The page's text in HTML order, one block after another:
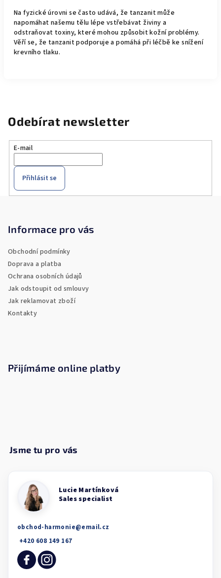
Na fyzické úrovni se často udává, že tanzanit může
napomáhat našemu tělu lépe vstřebávat živiny a
odstraňovat toxiny, které mohou způsobit kožní problémy.
Věří se, že tanzanit podporuje a pomáhá při léčbě ke snížení
krevního tlaku.
Odebírat newsletter
E-mail
Přihlásit se
Informace pro vás
Obchodní podmínky
Doprava a platba
Ochrana osobních údajů
Jak odstoupit od smlouvy
Jak reklamovat zboží
Kontakty
Přijímáme online platby
obchod-harmonie@email.cz